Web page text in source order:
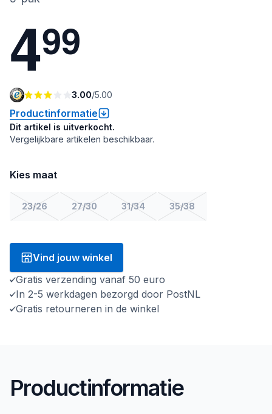
499
3.00/5.00
Productinformatie
Dit artikel is uitverkocht.
Vergelijkbare artikelen beschikbaar.
Kies maat
23/26 27/30 31/34 35/38
Vind jouw winkel
Gratis verzending vanaf 50 euro
In 2-5 werkdagen bezorgd door PostNL
Gratis retourneren in de winkel
Productinformatie